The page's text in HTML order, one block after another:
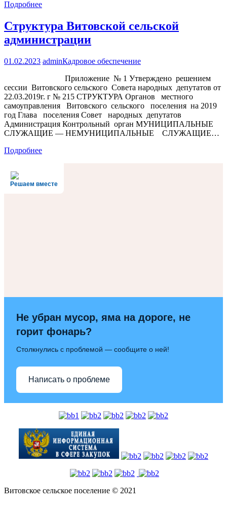
Подробнее
Структура Витовской сельской
администрации
01.02.2023 adminКадровое обеспечение
Приложение № 1 Утверждено решением
сессии Витовского сельского Совета народных депутатов от
22.03.2019г. г № 215 СТРУКТУРА Органов местного
самоуправления Витовского сельского поселения на 2019
год Глава поселения Совет народных депутатов
Администрация Контрольный орган МУНИЦИПАЛЬНЫЕ
СЛУЖАЩИЕ — НЕМУНИЦИПАЛЬНЫЕ СЛУЖАЩИЕ…
Подробнее
Решаем вместе
Не убран мусор, яма на дороге, не
горит фонарь?
Столкнулись с проблемой — сообщите о ней!
Написать о проблеме
Витовское сельское поселение © 2021